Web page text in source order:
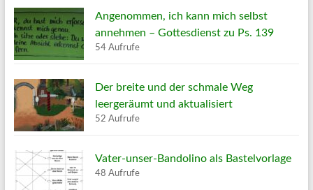
Angenommen, ich kann mich selbst
annehmen – Gottesdienst zu Ps. 139
54 Aufrufe
Der breite und der schmale Weg
leergeräumt und aktualisiert
52 Aufrufe
Vater-unser-Bandolino als Bastelvorlage
48 Aufrufe